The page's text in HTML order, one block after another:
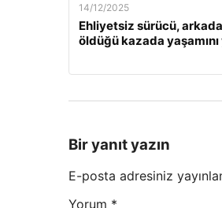
14/12/2025
Ehliyetsiz sürücü,
öldüğü kazada
Bir yanıt yazın
E-posta adresiniz
Yorum *